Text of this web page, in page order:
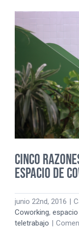
Cinco
espacio de
junio 22nd, 2016 |
Coworking,
teletrabajo |